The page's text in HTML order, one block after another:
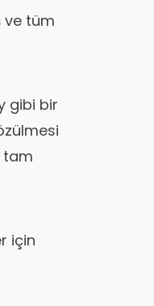
ve tüm
gibi bir
tam
için